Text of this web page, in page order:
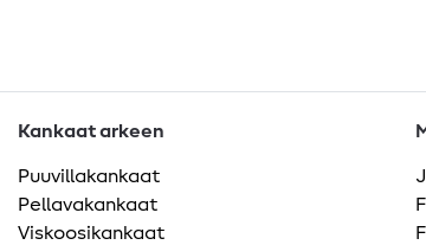
Kankaat arkeen
Puuvillakankaat
Pellavakankaat
Viskoosikankaat